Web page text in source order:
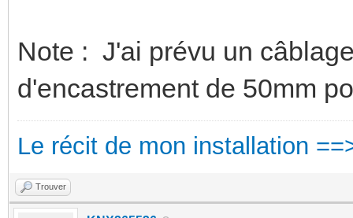
Note : J'ai prévu un
d'encastrement de 50mm
Le récit de mon installation
Trouver